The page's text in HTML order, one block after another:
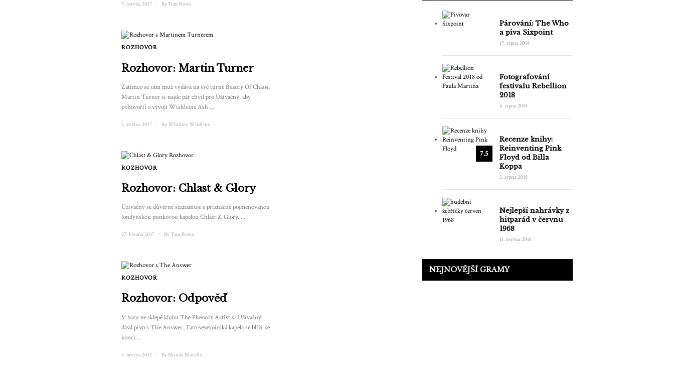
9. června 2017 ByTom Rowe
ROZHOVOR
Rozhovor: Martin Turner
Zatímco se sám muž vydává na své turné Beauty Of Chaos,
Martin Turner si najde pár chvil pro Užívačný, aby
pohovořil o vývoji Wishbone Ash ...
3. května 2017 ByWhitney WildOne
ROZHOVOR
Rozhovor: Chlast & Glory
Užívačný se důvěrně seznamuje s příznačně pojmenovanou
londýnskou punkovou kapelou Chlast & Glory. ...
27. března 2017 ByTom Rowe
ROZHOVOR
Rozhovor: Odpověď
V baru ve sklepě klubu The Pheonix Artist si Užívačný
dává pivo s The Answer. Tato severoirská kapela se blíží ke
konci…
3. března 2017 By Mandy Morello
Párování: The Who
a piva Sixpoint
17. srpna 2018
Fotografování
festivalu Rebellion
2018
6. srpna 2018
7.5
Recenze knihy:
Reinventing Pink
Floyd od Billa
Koppa
3. srpna 2018
Nejlepší nahrávky z
hitparád v červnu
1968
11. června 2018
NEJNOVĚJŠÍ GRAMY